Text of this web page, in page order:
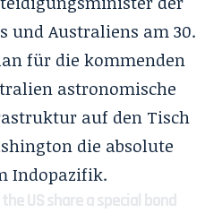
und Australiens am 30.
für die kommenden
astronomische
auf den Tisch
die absolute
Indopazifik.
US share a special bond